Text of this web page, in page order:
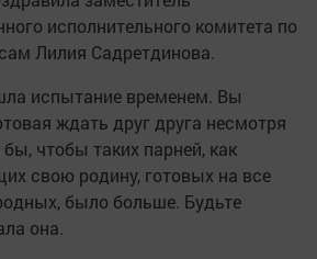
исполнительного комитета по
Лилия Садретдинова.
испытание временем. Вы
ждать друг друга несмотря
чтобы таких парней, как
свою родину, готовых на все
было больше. Будьте
она.